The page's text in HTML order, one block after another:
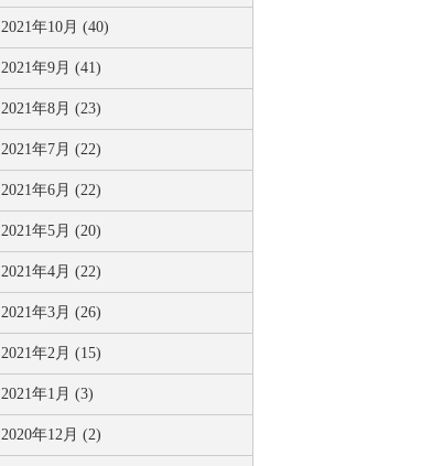
2021年10月 (40)
2021年9月 (41)
2021年8月 (23)
2021年7月 (22)
2021年6月 (22)
2021年5月 (20)
2021年4月 (22)
2021年3月 (26)
2021年2月 (15)
2021年1月 (3)
2020年12月 (2)